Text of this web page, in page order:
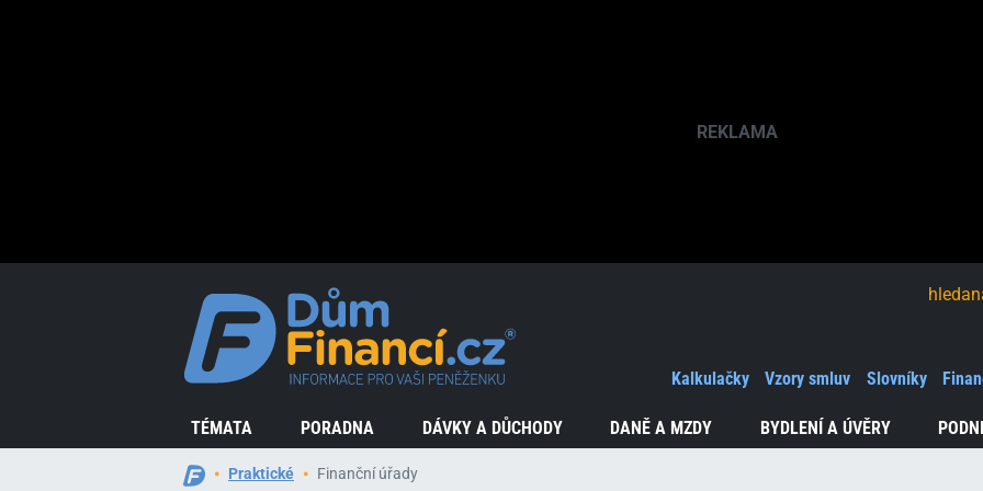
TÉMATA PORADNA DÁVKY A DŮCHODY DANĚ A MZDY BYDLENÍ A ÚVĚRY
Kalkulačky Vzory smluv Slovníky
Praktické Finanční úřady